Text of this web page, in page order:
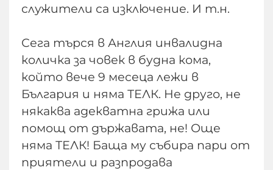
служители са изключение. И т.н.
Сега търся в Англия инвалидна
количка за човек в будна кома,
който вече 9 месеца лежи в
България и няма ТЕЛК. Не друго, не
някаква адекватна грижа или
помощ от държавата, не! Още
няма ТЕЛК! Баща му събира пари от
приятели и разпродава